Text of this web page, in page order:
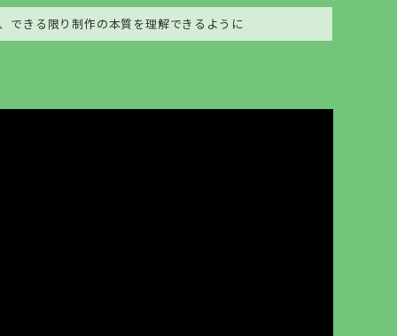
できる限り制作の本質を理解できるように